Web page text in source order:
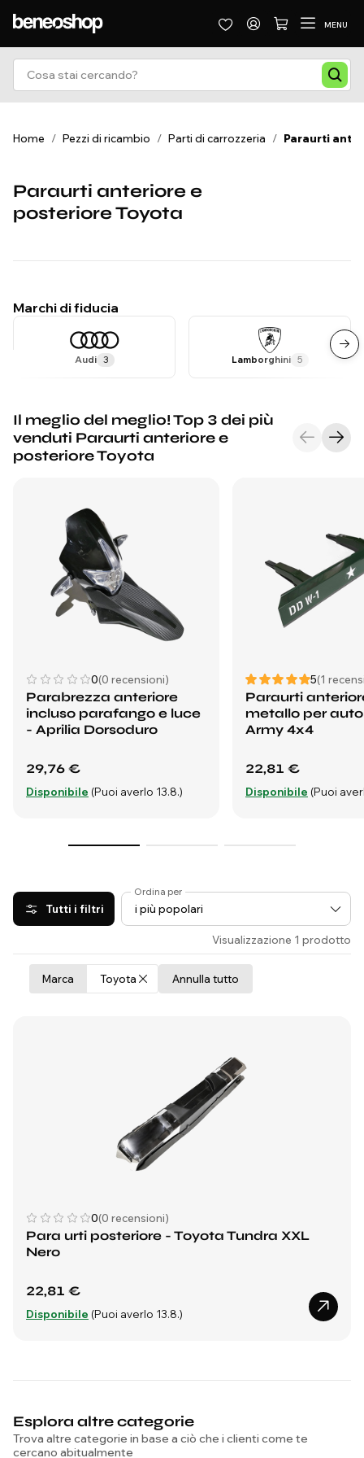
MENU
Home / Pezzi di ricambio / Parti di carrozzeria / Paraurti
Paraurti anteriore e
posteriore Toyota
Marchi di fiducia
Audi 3 Lamborghini 5
Il meglio del meglio! Top 3 dei più
venduti Paraurti anteriore e
posteriore Toyota
0(0 recensioni)
Parabrezza anteriore
incluso parafango e luce
- Aprilia Dorsoduro
29,76 €
Disponibile (Puoi averlo 13.8.)
5(1
Paraurti
metallo per auto
Army 4x4
22,81 €
Disponibile (Puoi
Tutti i filtri
Ordina per
Visualizzazione 1 prodotto
Annulla tutto
Marca Toyota
0(0 recensioni)
Para urti posteriore - Toyota Tundra XXL
Nero
22,81 €
Disponibile (Puoi averlo 13.8.)
Esplora altre categorie
Trova altre categorie in base a ciò che i clienti come te
cercano abitualmente